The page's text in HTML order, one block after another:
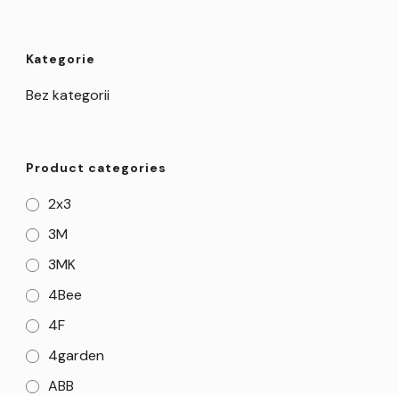
Kategorie
Bez kategorii
Product categories
2x3
3M
3MK
4Bee
4F
4garden
ABB